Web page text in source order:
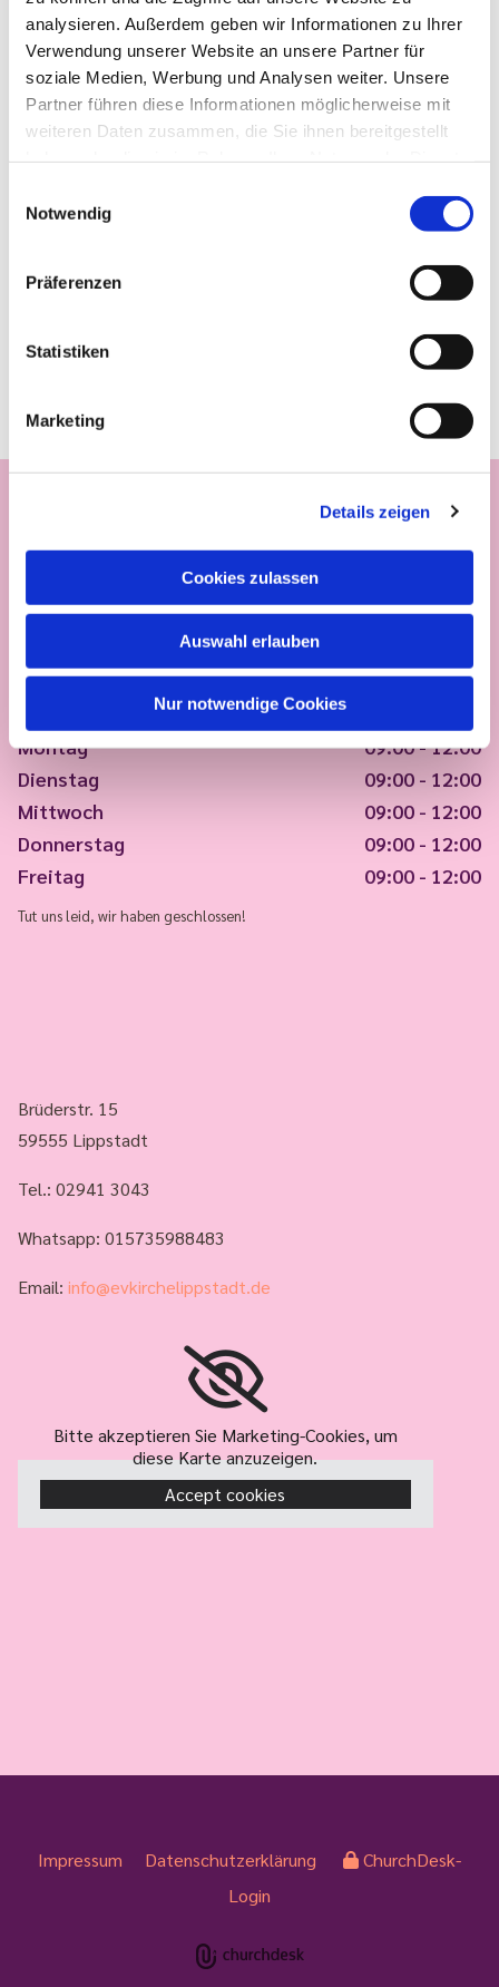
analysieren. Außerdem geben wir Informationen zu Ihrer
Verwendung unserer Website an unsere Partner für
soziale Medien, Werbung und Analysen weiter. Unsere
Partner führen diese Informationen möglicherweise mit
weiteren Daten zusammen, die Sie ihnen bereitgestellt
Notwendig
Präferenzen
Statistiken
Marketing
Details zeigen
Cookies zulassen
Auswahl erlauben
Nur notwendige Cookies
Montag
09:00 - 12:00
Dienstag
09:00 - 12:00
Mittwoch
09:00 - 12:00
Donnerstag
09:00 - 12:00
Freitag
09:00 - 12:00
Tut uns leid, wir haben geschlossen!
Brüderstr. 15
59555 Lippstadt
Tel.: 02941 3043
Whatsapp: 015735988483
Email: info@evkirchelippstadt.de
Bitte akzeptieren Sie Marketing-Cookies, um
diese Karte anzuzeigen.
Accept cookies
Impressum Datenschutzerklärung
ChurchDesk-
Login